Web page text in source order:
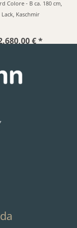
Colore - B ca. 180 cm,
Lack, Kaschmir
€ *